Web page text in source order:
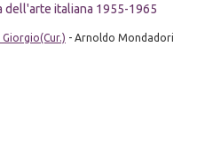
dell'arte italiana 1955-1965
- Arnoldo Mondadori